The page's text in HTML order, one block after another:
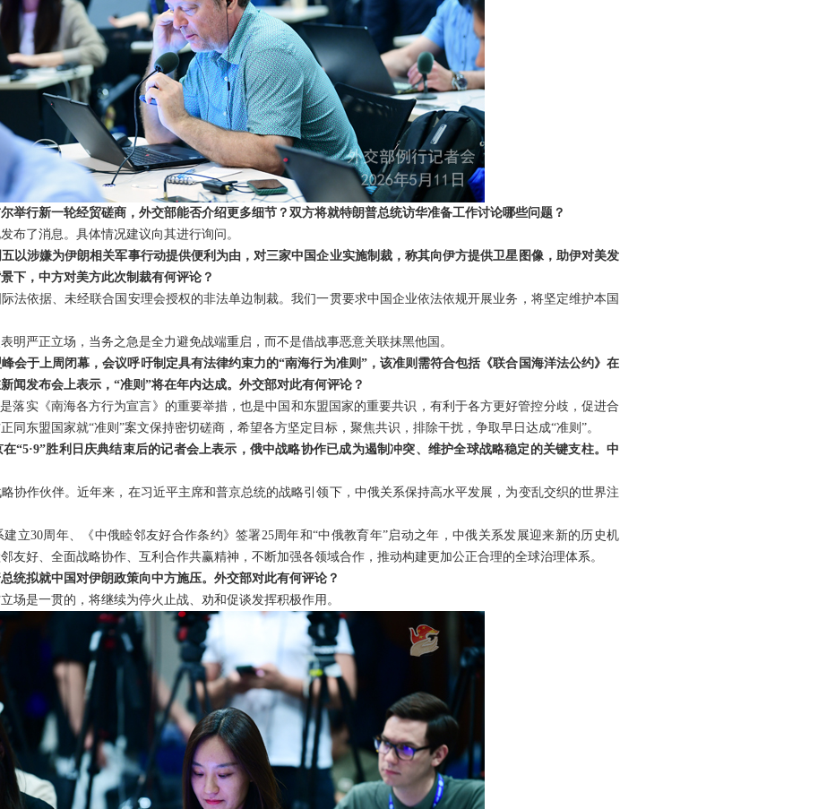
举行新一轮经贸磋商，外交部能否介绍更多细节？双方将就特朗普总统访华准备工作讨论哪些问题？
布了消息。具体情况建议向其进行询问。
以涉嫌为伊朗相关军事行动提供便利为由，对三家中国企业实施制裁，称其向伊方提供卫星图像，助伊对美发
下，中方对美方此次制裁有何评论？
法依据、未经联合国安理会授权的非法单边制裁。我们一贯要求中国企业依法依规开展业务，将坚定维护本国
明严正立场，当务之急是全力避免战端重启，而不是借战事恶意关联抹黑他国。
会于上周闭幕，会议呼吁制定具有法律约束力的“南海行为准则”，该准则需符合包括《联合国海洋法公约》在
闻发布会上表示，“准则”将在年内达成。外交部对此有何评论？
落实《南海各方行为宣言》的重要举措，也是中国和东盟国家的重要共识，有利于各方更好管控分歧，促进合
同东盟国家就“准则”案文保持密切磋商，希望各方坚定目标，聚焦共识，排除干扰，争取早日达成“准则”。
“5·9”胜利日庆典结束后的记者会上表示，俄中战略协作已成为遏制冲突、维护全球战略稳定的关键支柱。中
协作伙伴。近年来，在习近平主席和普京总统的战略引领下，中俄关系保持高水平发展，为变乱交织的世界注
立30周年、《中俄睦邻友好合作条约》签署25周年和“中俄教育年”启动之年，中俄关系发展迎来新的历史机
友好、全面战略协作、互利合作共赢精神，不断加强各领域合作，推动构建更加公正合理的全球治理体系。
统拟就中国对伊朗政策向中方施压。外交部对此有何评论？
场是一贯的，将继续为停火止战、劝和促谈发挥积极作用。